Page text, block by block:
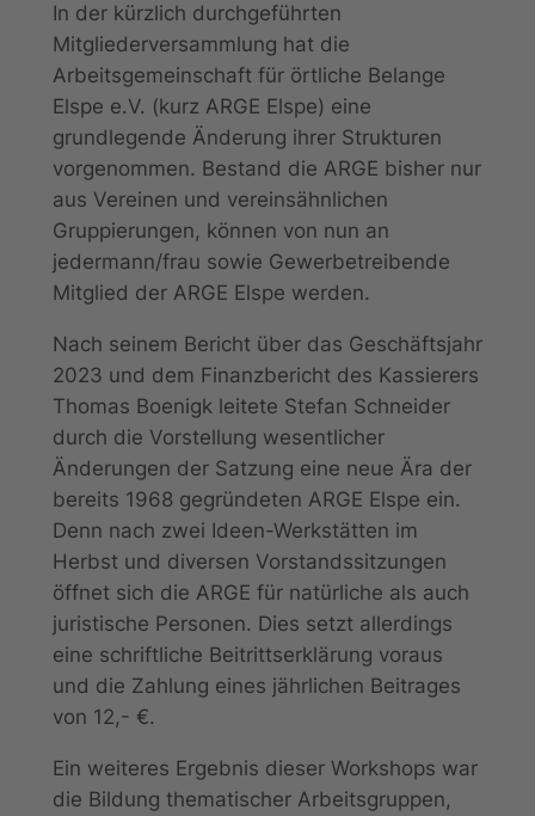
In der kürzlich durchgeführten
Mitgliederversammlung hat die
Arbeitsgemeinschaft für örtliche Belange
Elspe e.V. (kurz ARGE Elspe) eine
grundlegende Änderung ihrer Strukturen
vorgenommen. Bestand die ARGE bisher nur
aus Vereinen und vereinsähnlichen
Gruppierungen, können von nun an
jedermann/frau sowie Gewerbetreibende
Mitglied der ARGE Elspe werden.
Nach seinem Bericht über das Geschäftsjahr
2023 und dem Finanzbericht des Kassierers
Thomas Boenigk leitete Stefan Schneider
durch die Vorstellung wesentlicher
Änderungen der Satzung eine neue Ära der
bereits 1968 gegründeten ARGE Elspe ein.
Denn nach zwei Ideen-Werkstätten im
Herbst und diversen Vorstandssitzungen
öffnet sich die ARGE für natürliche als auch
juristische Personen. Dies setzt allerdings
eine schriftliche Beitrittserklärung voraus
und die Zahlung eines jährlichen Beitrages
von 12,- €.
Ein weiteres Ergebnis dieser Workshops war
die Bildung thematischer Arbeitsgruppen,